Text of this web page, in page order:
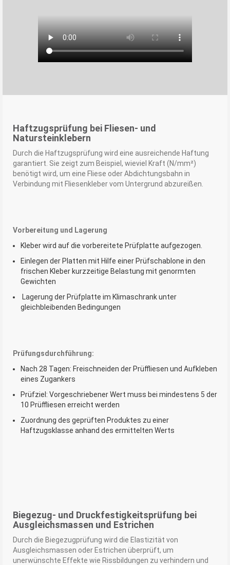
Haftzugsprüfung bei Fliesen- und
Natursteinklebern
Durch die Haftzugsprüfung wird eine ausreichende Haftung
garantiert. Sie zeigt zum Beispiel, wieviel Kraft (N/mm²)
benötigt wird, um eine Fliese oder Abdichtungsbahn in
Verbindung mit Fliesenkleber vom Untergrund abzureißen.
Vorbereitung und Lagerung
Kleber wird auf die vorbereitete Prüfplatte aufgezogen.
Einlegen der Platten mit Hilfe einer Prüfschablone in den
frischen Kleber kurzzeitige Belastung mit genormten
Gewichten
Lagerung der Prüfplatte im Klimaschrank unter
gleichbleibenden Bedingungen
Prüfungsdurchführung:
Nach 28 Tagen: Freischneiden der Prüffliesen und Aufkleben
eines Zugankers
Prüfziel: Vorgeschriebener Wert muss bei mindestens 5 der
10 Prüffliesen erreicht werden
Zuordnung des geprüften Produktes zu einer
Haftzugsklasse anhand des ermittelten Werts
Biegezug- und Druckfestigkeitsprüfung bei
Ausgleichsmassen und Estrichen
Durch die Biegezugprüfung wird die Elastizität von
Ausgleichsmassen oder Estrichen überprüft, um
unerwünschte Effekte wie Rissbildungen zu verhindern und